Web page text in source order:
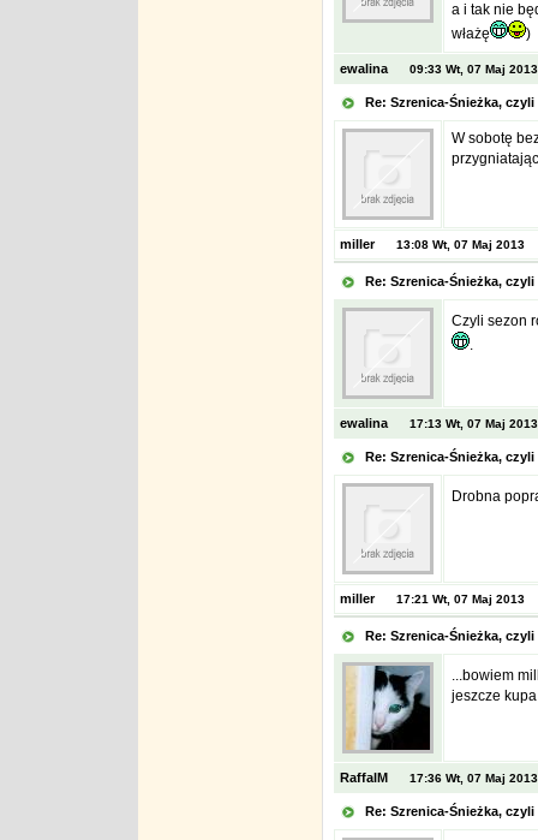
a i tak nie
włażę
)
ewalina 09:33 Wt, 07 Maj 2013
Re: Szrenica-Śnieżka,
W sobotę
miller 13:08 Wt, 07 Maj 2013
Re: Szrenica-Śnieżka,
Czyli sezon
.
ewalina 17:13 Wt, 07 Maj 2013
Re: Szrenica-Śnieżka,
Drobna
miller 17:21 Wt, 07 Maj 2013
Re: Szrenica-Śnieżka,
...bowiem
jeszcze
RaffalM 17:36 Wt, 07 Maj 2013
Re: Szrenica-Śnieżka,